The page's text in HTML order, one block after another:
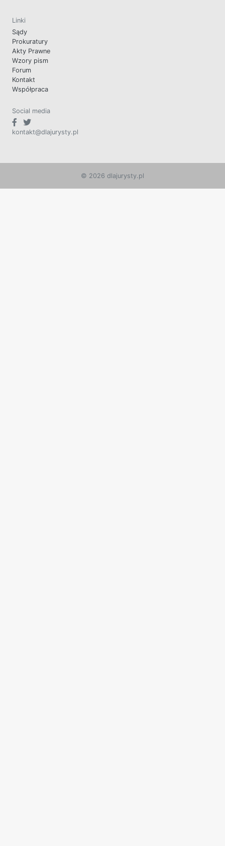
Linki
Sądy
Prokuratury
Akty Prawne
Wzory pism
Forum
Kontakt
Współpraca
Social media
kontakt@dlajurysty.pl
© 2026 dlajurysty.pl